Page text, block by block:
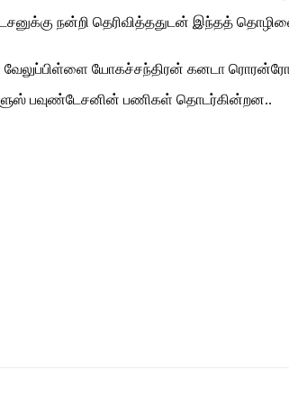
நன்றி தெரிவித்ததுடன் இந்தத் தொழிலை
யோகச்சந்திரன் கனடா ரொரன்ரோ
பவுண்டேசனின் பணிகள் தொடர்கின்றன..